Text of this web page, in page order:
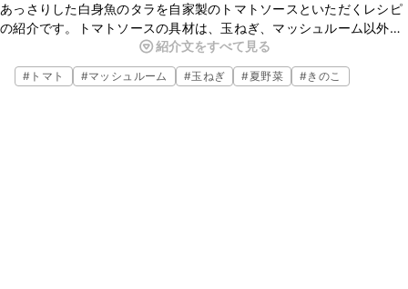
あっさりした白身魚のタラを自家製のトマトソースといただくレシピ
の紹介です。トマトソースの具材は、玉ねぎ、マッシュルーム以外に
もパプリカ、にんじん、セロリなど季節のお野菜を入れても美味しい
ですよ。お酒のおつまみにはもちろん、パンやパスタにも合いますの
で是非作ってみて下さい。
紹介文をすべて見る
# トマト #マッシュルーム #玉ねぎ #夏野菜 #きのこ